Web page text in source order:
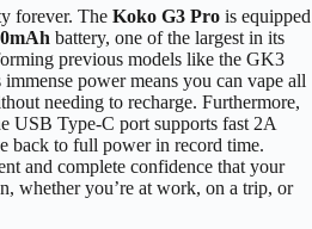
forever. The Koko G3 Pro is equipped
battery, one of the largest in its
previous models like the GK3
power means you can vape all
needing to recharge. Furthermore,
USB Type-C port supports fast 2A
back to full power in record time.
and complete confidence that your
whether you’re at work, on a trip, or